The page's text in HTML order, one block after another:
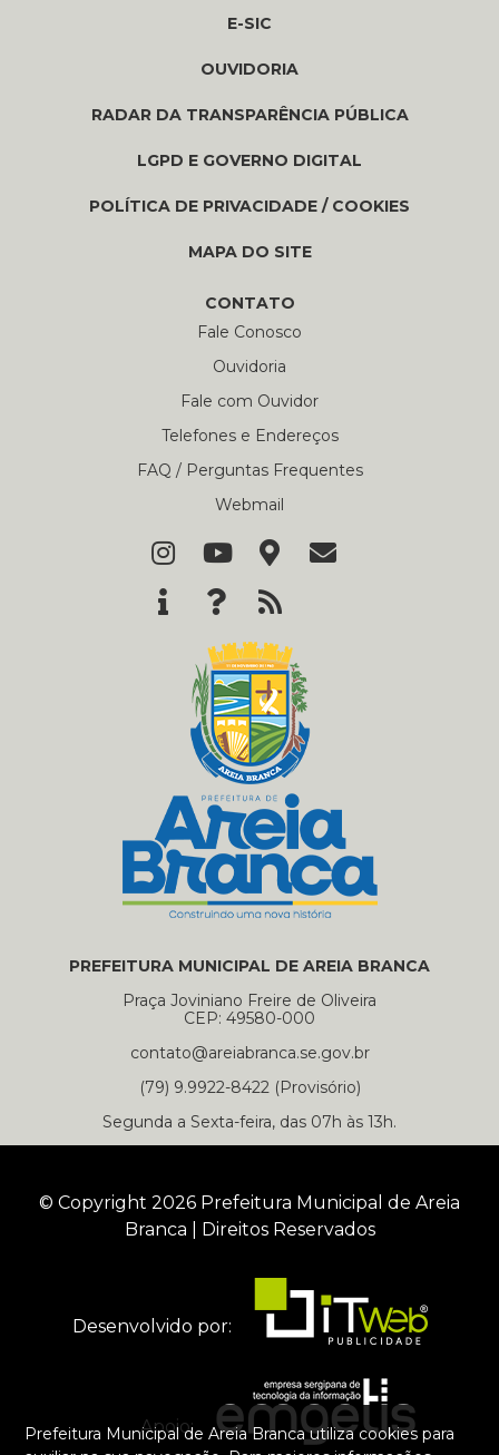
Prefeitura Municipal de Areia Branca utiliza cookies para
E-SIC
OUVIDORIA
RADAR DA TRANSPARÊNCIA PÚBLICA
LGPD E GOVERNO DIGITAL
POLÍTICA DE PRIVACIDADE / COOKIES
MAPA DO SITE
CONTATO
Fale Conosco
Ouvidoria
Fale com Ouvidor
Telefones e Endereços
FAQ / Perguntas Frequentes
Webmail
PREFEITURA MUNICIPAL DE AREIA BRANCA
Praça Joviniano Freire de Oliveira
CEP: 49580-000
contato@areiabranca.se.gov.br
(79) 9.9922-8422 (Provisório)
Segunda a Sexta-feira, das 07h às 13h.
© Copyright 2026 Prefeitura Municipal de Areia
Branca | Direitos Reservados
Desenvolvido por:
Apoio: